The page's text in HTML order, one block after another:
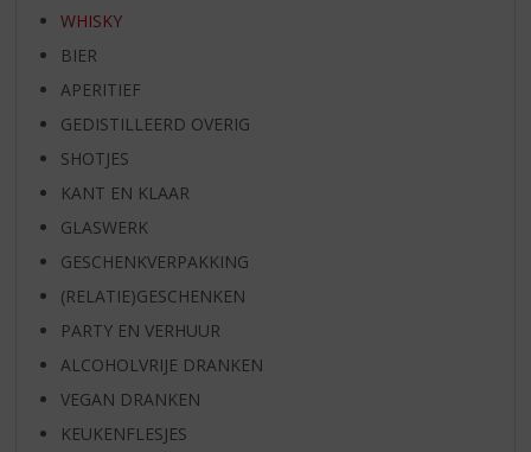
WHISKY
BIER
APERITIEF
GEDISTILLEERD OVERIG
SHOTJES
KANT EN KLAAR
GLASWERK
GESCHENKVERPAKKING
(RELATIE)GESCHENKEN
PARTY EN VERHUUR
ALCOHOLVRIJE DRANKEN
VEGAN DRANKEN
KEUKENFLESJES